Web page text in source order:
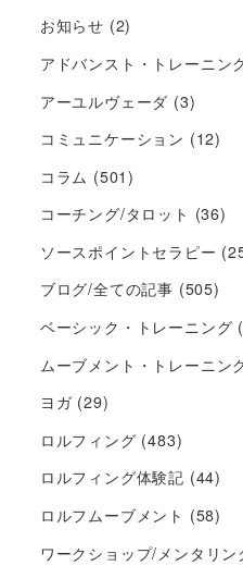
お知らせ (2)
アドバンスト・トレーニン
アーユルヴェーダ (3)
コミュニケーション (12)
コラム (501)
コーチング/タロット (36)
ソースポイントセラピー
ブログ/全ての記事 (505)
ベーシック・トレーニング
ムーブメント・トレーニン
ヨガ(29)
ロルフィング (483)
ロルフィング体験記 (44)
ロルフムーブメント (58)
ワークショップ/メンタリン